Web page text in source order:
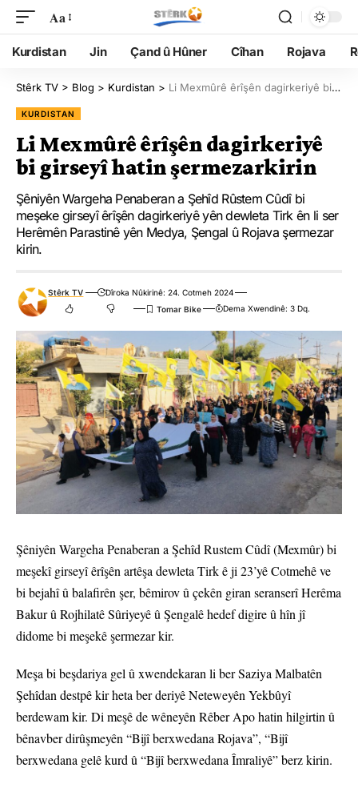
Aa
Kurdistan Jin Çand û Hûner Cîhan Rojava
Stêrk TV > Blog > Kurdistan > Li Mexmûrê êrîşên dagirkeriyê bi girseyî hatin şermezarkirin
KURDISTAN
Li Mexmûrê êrîşên dagirkeriyê
bi girseyî hatin şermezarkirin
Şêniyên Wargeha Penaberan a Şehîd Rûstem Cûdî bi
meşeke girseyî êrîşên dagirkeriyê yên dewleta Tirk ên li ser
Herêmên Parastinê yên Medya, Şengal û Rojava şermezar
kirin.
Stêrk TV
Dîroka Nûkirinê: 24. Cotmeh 2024
Dema Xwendinê: 3 Dq.
Şêniyên Wargeha Penaberan a Şehîd Rustem Cûdî (Mexmûr) bi
meşekî girseyî êrîşên artêşa dewleta Tirk ê ji 23’yê Cotmehê ve
bi bejahî û balafirên şer, bêmirov û çekên giran seranserî Herêma
Bakur û Rojhilatê Sûriyeyê û Şengalê hedef digire û hîn jî
didome bi meşekê şermezar kir.
Meşa bi beşdariya gel û xwendekaran li ber Saziya Malbatên
Şehîdan destpê kir heta ber deriyê Neteweyên Yekbûyî
berdewam kir. Di meşê de wêneyên Rêber Apo hatin hilgirtin û
bênavber dirûşmeyên “Bijî berxwedana Rojava”, “Bijî
berxwedana gelê kurd û “Bijî berxwedana Îmraliyê” berz kirin.